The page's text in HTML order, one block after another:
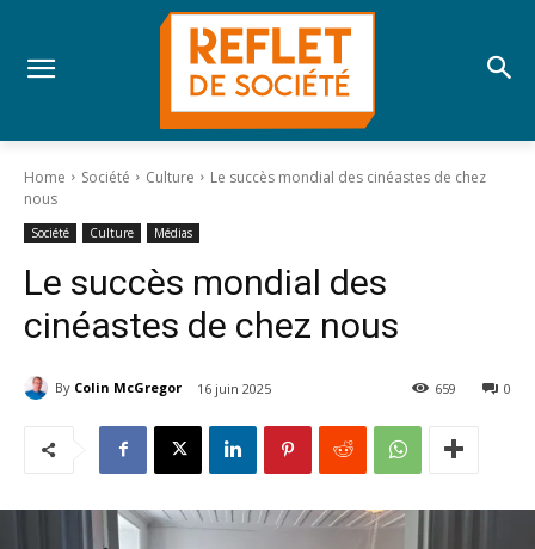
Home Société Culture
Le succès mondial des cinéastes de chez
nous
Société Culture Médias
Le succès mondial des
cinéastes de chez nous
By Colin McGregor 16 juin 2025 0
659